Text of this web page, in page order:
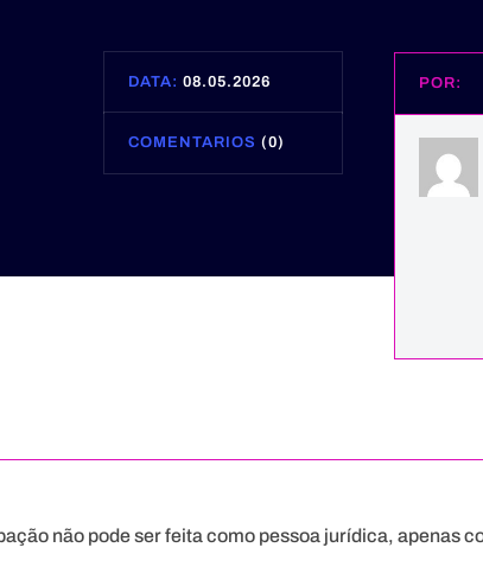
DATA: 08.05.2026
COMENTARIOS (0)
POR:
não pode ser feita como pessoa jurídica, apenas